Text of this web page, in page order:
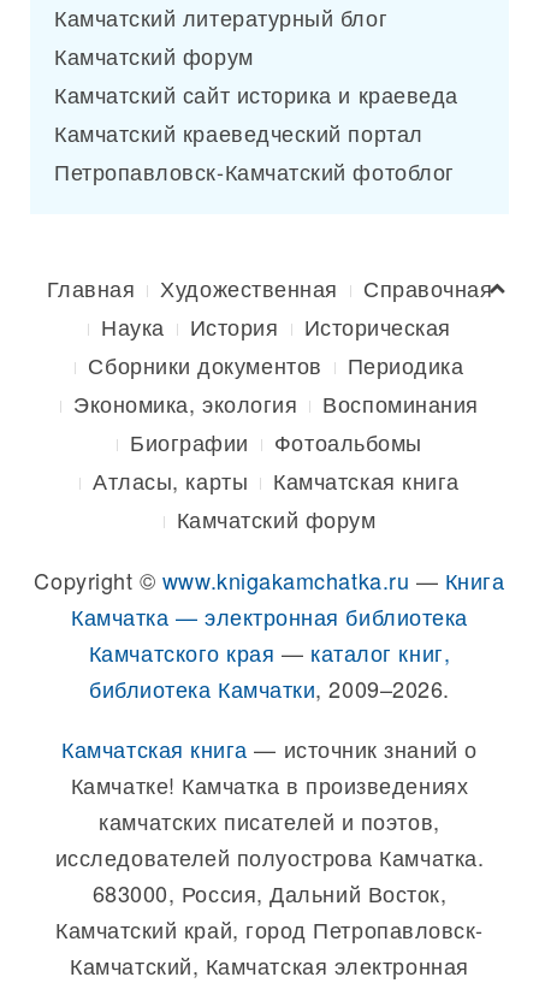
Камчатский литературный блог
Камчатский форум
Камчатский сайт историка и краеведа
Камчатский краеведческий портал
Петропавловск-Камчатский фотоблог
Главная Художественная
Справочная
Наука
История
Историческая
Сборники документов
Периодика
Экономика, экология
Воспоминания
Биографии
Фотоальбомы
Атласы, карты
Камчатская книга
Камчатский форум
Copyright © www.knigakamchatka.ru — Книга
Камчатка — электронная библиотека
Камчатского края — каталог книг,
библиотека Камчатки, 2009–2026.
Камчатская книга — источник знаний о
Камчатке! Камчатка в произведениях
камчатских писателей и поэтов,
исследователей полуострова Камчатка.
683000, Россия, Дальний Восток,
Камчатский край, город Петропавловск-
Камчатский, Камчатская электронная